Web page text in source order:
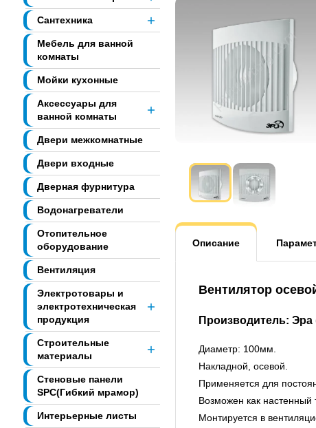
Сантехника
Мебель для ванной
комнаты
Мойки кухонные
Аксессуары для
ванной комнаты
Двери межкомнатные
Двери входные
Дверная фурнитура
Водонагреватели
Отопительное
оборудование
Вентиляция
Электротовары и
электротехническая
продукция
Строительные
материалы
Стеновые панели
SPC(Гибкий мрамор)
Интерьерные листы
Описание
Вентилятор
Производитель: Эра
Диаметр: 100мм.
Накладной, осевой.
Применяется для
Возможен как
Монтируется в